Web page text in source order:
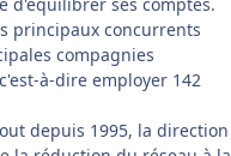
principaux concurrents
compagnies
à-dire employer 142
depuis 1995, la direction